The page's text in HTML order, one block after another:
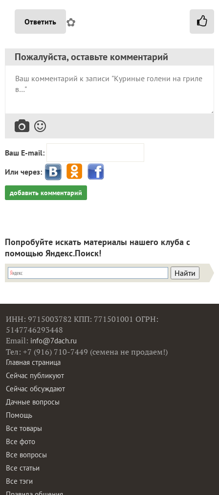
Ответить ✿
Пожалуйста, оставьте комментарий
Ваш E-mail:
Или через:
добавить комментарий
Попробуйте искать материалы нашего клуба с
помощью Яндекс.Поиск!
ИНН: 9715003782 КПП: 771501001 ОГРН:
5147746293448
Email: info@7dach.ru
Тел: +7 (916) 710-7449 (семена не продаем!)
Главная страница
Сейчас публикуют
Сейчас обсуждают
Дачные вопросы
Помощь
Все товары
Все фото
Все вопросы
Все статьи
Все тэги